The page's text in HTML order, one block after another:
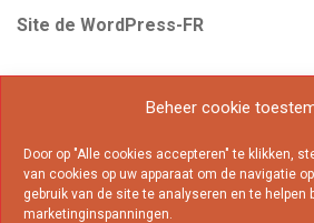
Beheer cookie
Door op "Alle cookies accepteren" te klikken,
van cookies op uw apparaat om de navigatie
gebruik van de site te analyseren en te helpen
marketinginspanningen.
Site de WordPress-FR
Business Gear Internet
Online Popular